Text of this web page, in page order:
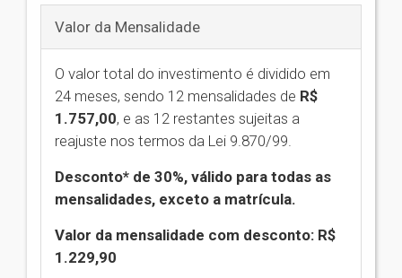
Valor da Mensalidade
O valor total do investimento é dividido em
24 meses, sendo 12 mensalidades de R$
1.757,00, e as 12 restantes sujeitas a
reajuste nos termos da Lei 9.870/99.
Desconto* de 30%, válido para todas as
mensalidades, exceto a matrícula.
Valor da mensalidade com desconto: R$
1.229,90